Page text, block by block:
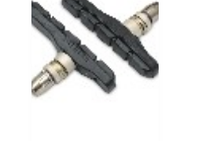
Categorie prodotto
ABBIGLIAMENTO
ACCESSORI
BICICLETTE